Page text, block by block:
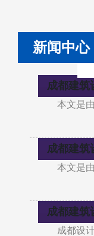
新闻中心
成都建筑
本文是
成都建筑
本文是
成都建筑
成都设